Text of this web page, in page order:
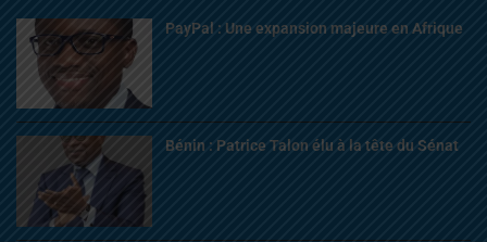
PayPal : Une expansion majeure en Afrique
Bénin : Patrice Talon élu à la tête du Sénat